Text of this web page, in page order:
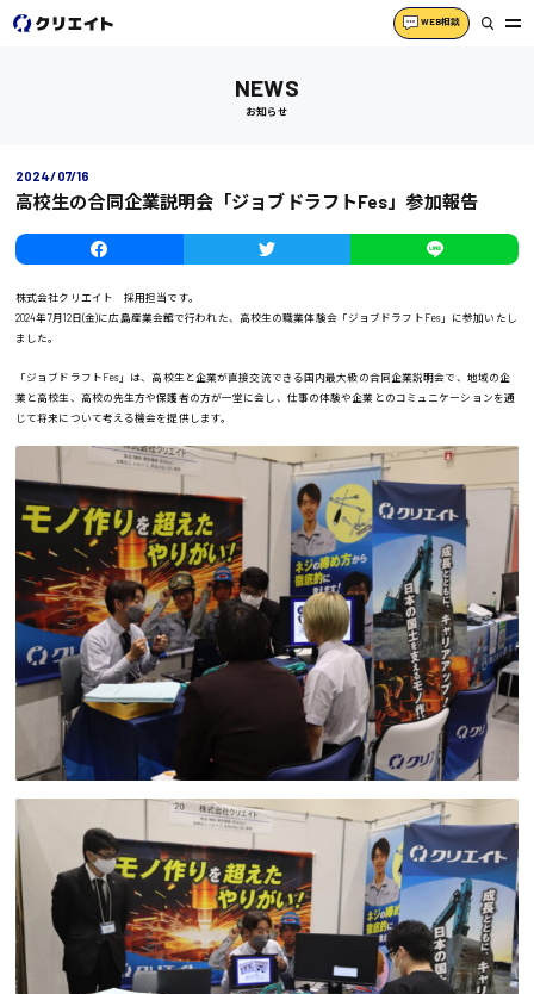
WEB相談
製造オペレーター
検品・包装・箱詰め
ピッキング・仕分け
軽作業
フォークリフト
介護・医療系
医師
介護職
看護助手
看護師
オフィスワーク系
貿易事務
データ入力
総務事務
経理事務
営業事務
医療事務
IT・クリエイティブ系
広島市中区
広島市南区
広島市西区
広島市佐伯区
広島市安佐南区
広島市安佐北区
広島市安芸区
廿日市市
時給1200円～
時給1300円～
時給1400円～
時給制すべて
NEWS
お知らせ
2024/07/16
高校生の合同企業説明会「ジョブドラフトFes」参加報告
株式会社クリエイト 採用担当です。
2024年7月12日(金)に広島産業会館で行われた、高校生の職業体験会「ジョブドラフトFes」に参加いたし
ました。
「ジョブドラフトFes」は、高校生と企業が直接交流できる国内最大級の合同企業説明会で、地域の企
業と高校生、高校の先生方や保護者の方が一堂に会し、仕事の体験や企業とのコミュニケーションを通
じて将来について考える機会を提供します。